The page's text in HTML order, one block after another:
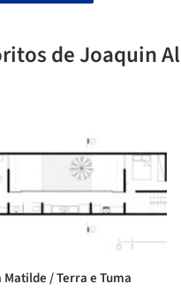
de Joaquin
Matilde / Terra e Tuma